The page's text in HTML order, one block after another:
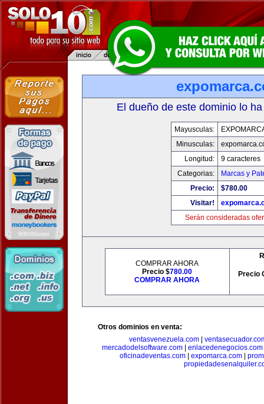
El dueño de este dominio lo
Mayusculas:
Minusculas:
Longitud:
9 caracteres
Categorias:
Marcas y
Precio:
$780.00
Visitar!
Serán consideradas
COMPRAR AHORA
Precio $780.00
COMPRAR AHORA
Precio
Otros dominios en venta:
ventasvenezuela.com|
mercadodelsoftware.com
enlacedenegocios.com
oficinadeventas.com
expomarca.com